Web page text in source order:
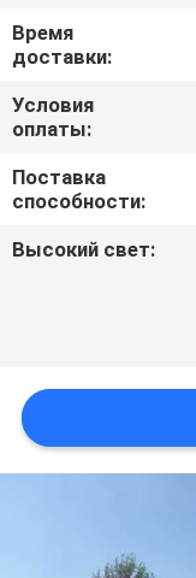
КАРТА
САЙТА
PRIVACY
POLICY
Время
доставки:
Условия
оплаты:
Поставка
способности:
Высокий свет: